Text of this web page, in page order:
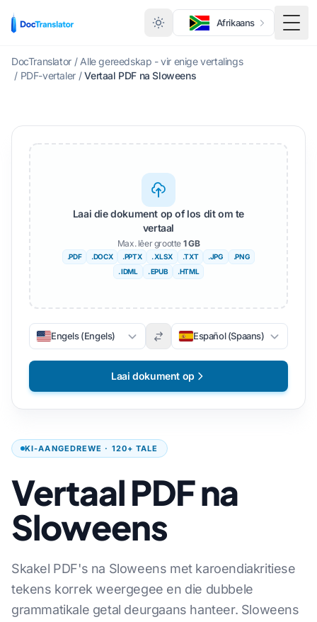
Afrikaans
DocTranslator / Alle gereedskap - vir enige vertalings
/ PDF-vertaler / Vertaal PDF na Sloweens
KI-AANGEDREWE · 120+ TALE
Vertaal PDF na
Sloweens
Skakel PDF's na Sloweens met karoendiakritiese
tekens korrek weergegee en die dubbele
grammatikale getal deurgaans hanteer. Sloweens
Laai die dokument op of los dit om te
vertaal
Max. lêer grootte 1 GB
.PDF .DOCX .PPTX . XLSX .TXT .JPG
.PNG
. IDML
. EPUB .HTML
Engels (Engels) Español (Spaans)
Laai dokument op